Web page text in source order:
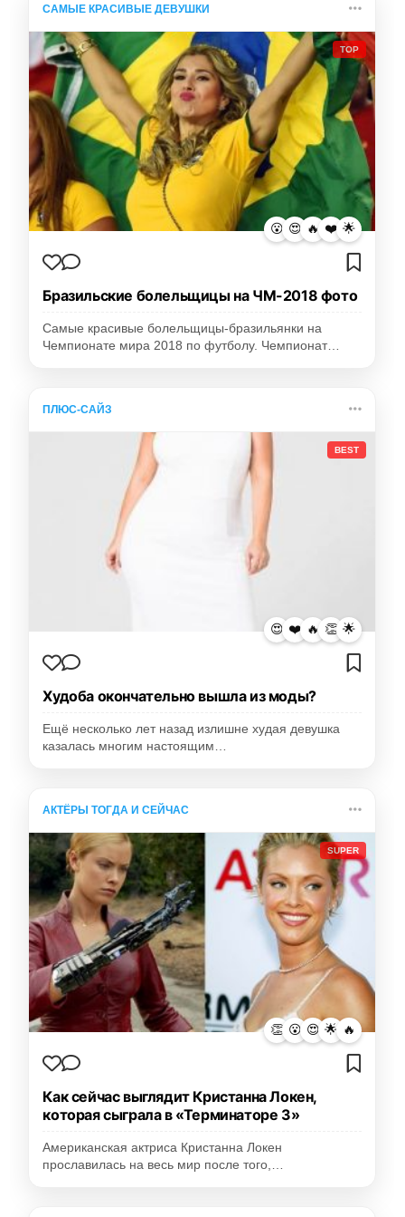
САМЫЕ КРАСИВЫЕ ДЕВУШКИ
TOP
😮 😍 🔥 ❤️ 🌟
Бразильские болельщицы на ЧМ-2018 фото
Самые красивые болельщицы-бразильянки на
Чемпионате мира 2018 по футболу. Чемпионат…
ПЛЮС-САЙЗ
BEST
😍 ❤️ 🔥 👏 🌟
Худоба окончательно вышла из моды?
Ещё несколько лет назад излишне худая девушка
казалась многим настоящим…
АКТЁРЫ ТОГДА И СЕЙЧАС
SUPER
👏 😮 😍 🌟 🔥
Как сейчас выглядит Кристанна Локен,
которая сыграла в «Терминаторе 3»
Американская актриса Кристанна Локен
прославилась на весь мир после того,…